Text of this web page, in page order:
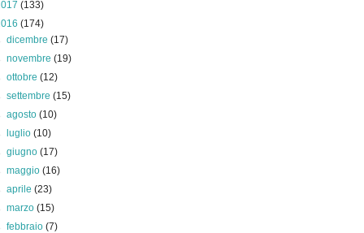
(133)
(174)
dicembre(17)
novembre(19)
ottobre(12)
settembre(15)
agosto(10)
luglio(10)
giugno(17)
maggio(16)
aprile(23)
marzo(15)
febbraio(7)